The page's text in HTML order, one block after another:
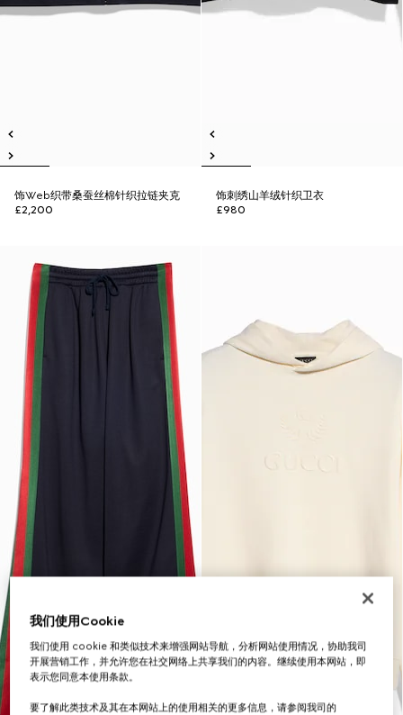
饰Web织带桑蚕丝棉针织拉链夹克
£2,200
饰刺绣山羊绒针织卫衣
£980
我们使用Cookie
我们使用 cookie 和类似技术来增强网站导航，分析网站使用情况，协助我司
开展营销工作，并允许您在社交网络上共享我们的内容。继续使用本网站，即
表示您同意本使用条款。
要了解此类技术及其在本网站上的使用相关的更多信息，请参阅我司的